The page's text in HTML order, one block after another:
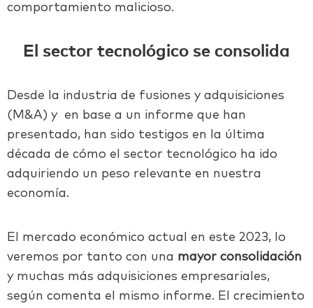
comportamiento malicioso.
El sector tecnológico se consolida
Desde la industria de fusiones y adquisiciones
(M&A) y en base a un informe que han
presentado, han sido testigos en la última
década de cómo el sector tecnológico ha ido
adquiriendo un peso relevante en nuestra
economía.
El mercado económico actual en este 2023, lo
veremos por tanto con una mayor consolidación
y muchas más adquisiciones empresariales,
según comenta el mismo informe. El crecimiento